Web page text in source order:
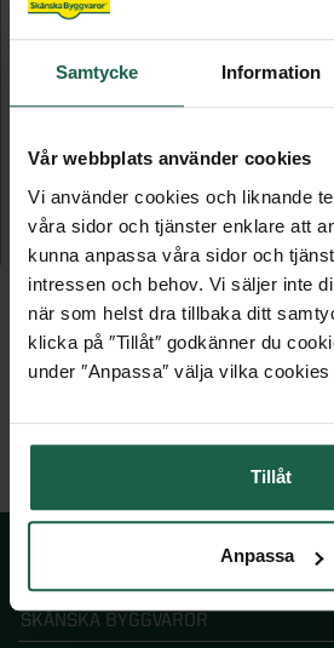
Samtycke Information
Vår webbplats använder cookies
Vi använder cookies och liknande
våra sidor och tjänster enklare att
kunna anpassa våra sidor och
intressen och behov. Vi säljer inte
när som helst dra tillbaka ditt
klicka på ″Tillåt″ godkänner du
under ″Anpassa″ välja vilka
Tillåt
Anpassa
Förråd
21 795 kr 24
SKÅNSKA BYGGVAROR